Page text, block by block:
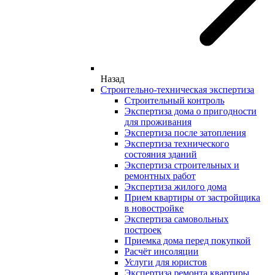
Назад
Строительно-техническая экспертиза
Строительный контроль
Экспертиза дома о пригодности
для проживания
Экспертиза после затопления
Экспертиза технического
состояния зданий
Экспертиза строительных и
ремонтных работ
Экспертиза жилого дома
Прием квартиры от застройщика
в новостройке
Экспертиза самовольных
построек
Приемка дома перед покупкой
Расчёт инсоляции
Услуги для юристов
Экспертиза ремонта квартиры